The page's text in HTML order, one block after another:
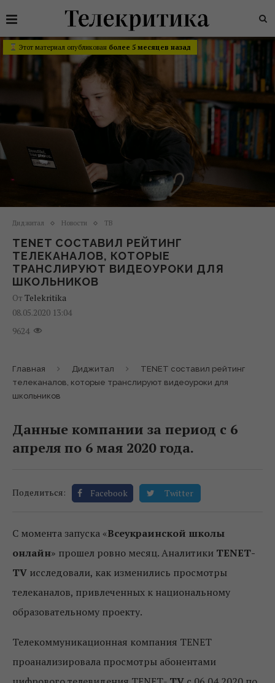
Этот материал опубликован более 5 месяцев назад
Диджитал Новости ТВ
ТENET СОСТАВИЛ РЕЙТИНГ
ТЕЛЕКАНАЛОВ, КОТОРЫЕ
ТРАНСЛИРУЮТ ВИДЕОУРОКИ ДЛЯ
ШКОЛЬНИКОВ
От Telekritika
08.05.2020 13:04
9624
Главная Диджитал
ТENET составил рейтинг
телеканалов, которые транслируют видеоуроки для
школьников
Данные компании за период с 6
апреля по 6 мая 2020 года.
Поделиться: Facebook Twitter
С момента запуска «Всеукраинской школы
онлайн» прошел ровно месяц. Аналитики ТЕNЕТ-
ТV исследовали, как изменились просмотры
телеканалов, привлеченных к национальному
образовательному проекту.
Телекоммуникационная компания ТENET
проанализировала просмотры абонентами